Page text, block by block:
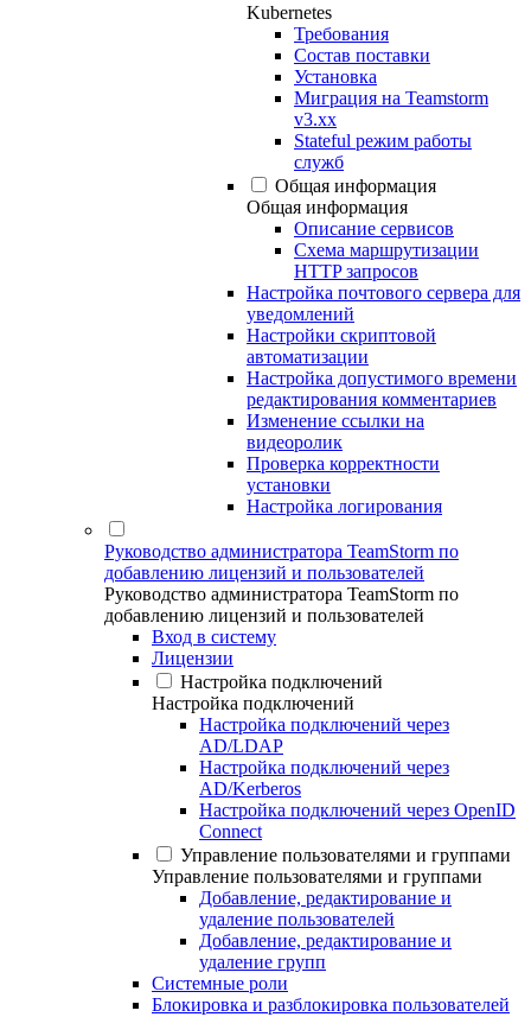
Kubernetes
Требования
Состав поставки
Установка
Миграция на Teamstorm
v3.xx
Stateful режим работы
служб
Общая информация
Общая информация
Описание сервисов
Схема маршрутизации
HTTP запросов
Настройка почтового сервера для
уведомлений
Настройки скриптовой
автоматизации
Настройка допустимого времени
редактирования комментариев
Изменение ссылки на
видеоролик
Проверка корректности
установки
Настройка логирования
Руководство администратора TeamStorm по
добавлению лицензий и пользователей
Руководство администратора TeamStorm по
добавлению лицензий и пользователей
Вход в систему
Лицензии
Настройка подключений
Настройка подключений
Настройка подключений через
AD/LDAP
Настройка подключений через
AD/Kerberos
Настройка подключений через OpenID
Connect
Управление пользователями и группами
Управление пользователями и группами
Добавление, редактирование и
удаление пользователей
Добавление, редактирование и
удаление групп
Системные роли
Блокировка и разблокировка пользователей